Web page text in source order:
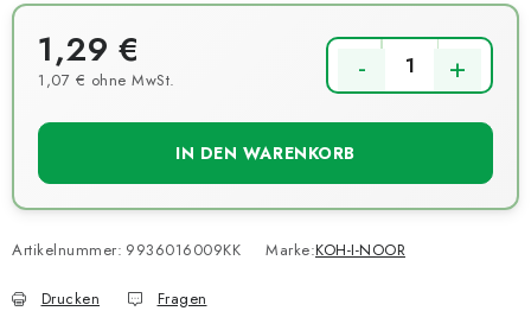
1,29 €
1,07 € ohne MwSt.
IN DEN WARENKORB
Artikelnummer: 9936016009KK Marke:KOH-I-NOOR
Drucken Fragen